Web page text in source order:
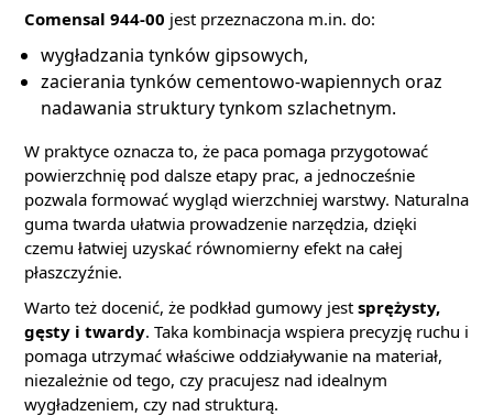
Comensal 944-00 jest przeznaczona m.in. do:
wygładzania tynków gipsowych,
zacierania tynków cementowo-wapiennych oraz
nadawania struktury tynkom szlachetnym.
W praktyce oznacza to, że paca pomaga przygotować
powierzchnię pod dalsze etapy prac, a jednocześnie
pozwala formować wygląd wierzchniej warstwy. Naturalna
guma twarda ułatwia prowadzenie narzędzia, dzięki
czemu łatwiej uzyskać równomierny efekt na całej
płaszczyźnie.
Warto też docenić, że podkład gumowy jest sprężysty,
gęsty i twardy. Taka kombinacja wspiera precyzję ruchu i
pomaga utrzymać właściwe oddziaływanie na materiał,
niezależnie od tego, czy pracujesz nad idealnym
wygładzeniem, czy nad strukturą.